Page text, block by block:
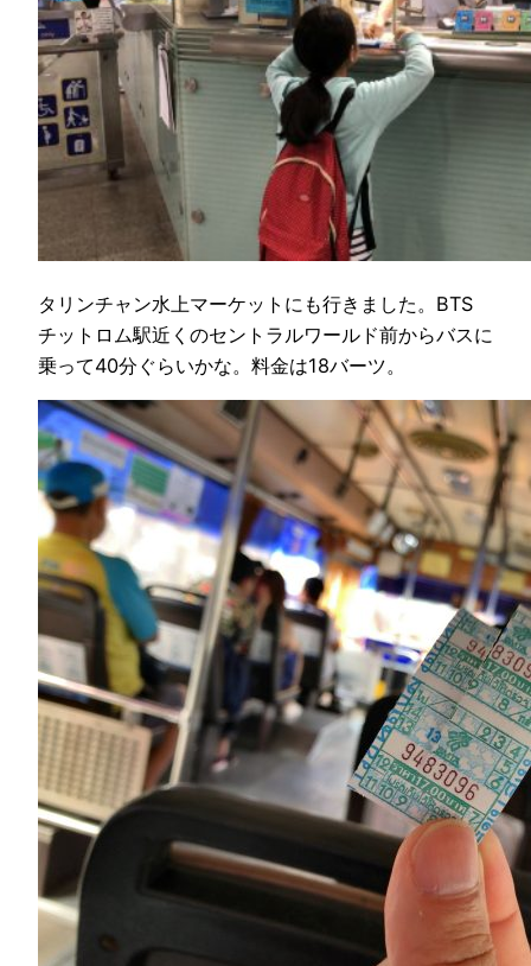
タリンチャン水上マーケットにも行きました。BTS
チットロム駅近くのセントラルワールド前からバスに
乗って40分ぐらいかな。料金は18バーツ。